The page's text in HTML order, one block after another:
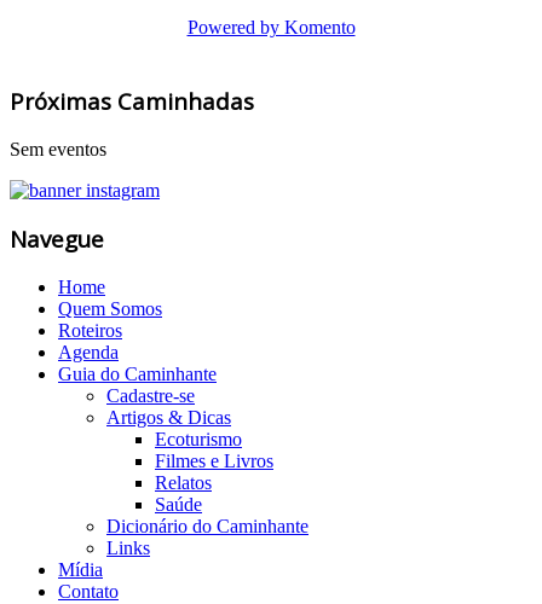
Powered by Komento
Próximas Caminhadas
Sem eventos
Navegue
Home
Quem Somos
Roteiros
Agenda
Guia do Caminhante
Cadastre-se
Artigos & Dicas
Ecoturismo
Filmes e Livros
Relatos
Saúde
Dicionário do Caminhante
Links
Mídia
Contato